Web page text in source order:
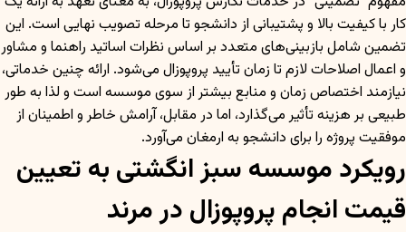
کار با کیفیت بالا و پشتیبانی از دانشجو تا مرحله تصویب نهایی است. این
تضمین شامل بازبینی‌های متعدد بر اساس نظرات اساتید راهنما و مشاور
و اعمال اصلاحات لازم تا زمان تأیید پروپوزال می‌شود. ارائه چنین خدماتی،
نیازمند اختصاص زمان و منابع بیشتر از سوی موسسه است و لذا به طور
طبیعی بر هزینه تأثیر می‌گذارد، اما در مقابل، آرامش خاطر و اطمینان از
موفقیت پروژه را برای دانشجو به ارمغان می‌آورد.
رویکرد موسسه سبز انگشتی به تعیین
قیمت انجام پروپوزال در مرند